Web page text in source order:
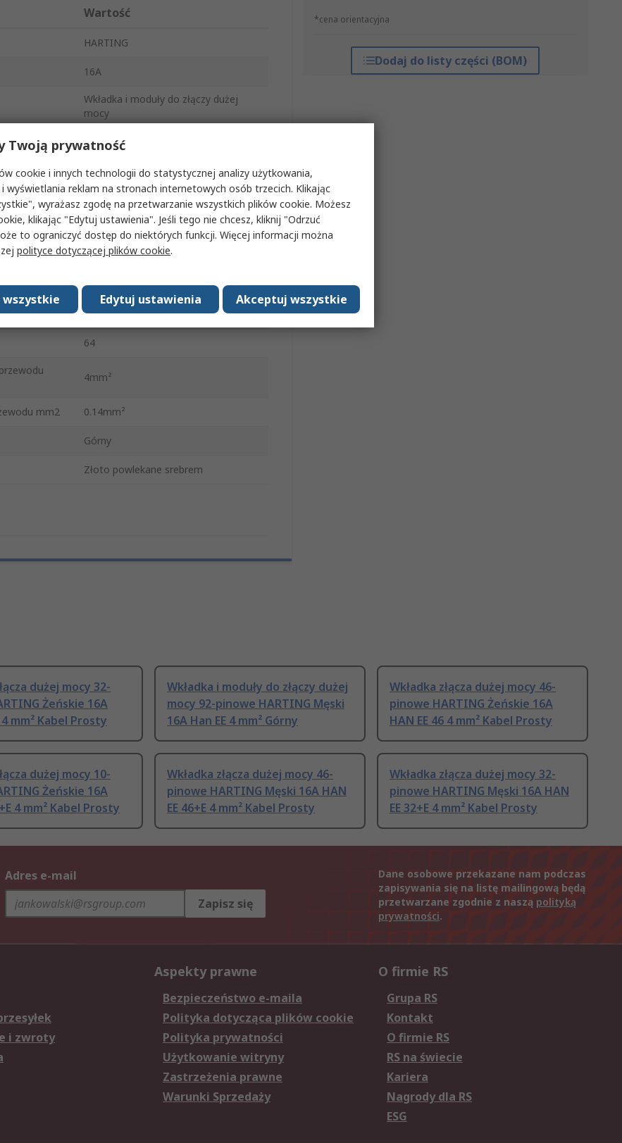
*cena orientacyjna
Dodaj do listy części (BOM)
Wartość
HARTING
16A
Wkładka i moduły do złączy dużej
mocy
Han EE
Wzmocnione złącze zasilania
Żeńskie
4
500V
32B
UL 94 V-0
64
4mm²
mm2 0.14mm²
Górny
Złoto powlekane srebrem
dużej mocy 32-
Żeńskie 16A
4 mm² Kabel Prosty
Wkładka i moduły do złączy dużej
mocy 92-pinowe HARTING Męski
16A Han EE 4 mm² Górny
Wkładka złącza dużej mocy 46-
pinowe HARTING Żeńskie 16A
HAN EE 46 4 mm² Kabel Prosty
dużej mocy 10-
Żeńskie 16A
4 mm² Kabel Prosty
Wkładka złącza dużej mocy 46-
pinowe HARTING Męski 16A HAN
EE 46+E 4 mm² Kabel Prosty
Wkładka złącza dużej mocy 32-
pinowe HARTING Męski 16A HAN
EE 32+E 4 mm² Kabel Prosty
Adres e-mail
Zapisz się
Dane osobowe przekazane nam podczas
zapisywania się na listę mailingową będą
przetwarzane zgodnie z naszą polityką
prywatności.
i zwroty
Aspekty prawne
Bezpieczeństwo e-maila
Polityka dotycząca plików cookie
Polityka prywatności
Użytkowanie witryny
Zastrzeżenia prawne
Warunki Sprzedaży
O firmie RS
Grupa RS
Kontakt
O firmie RS
RS na świecie
Kariera
Nagrody dla RS
ESG
Twoją prywatność
cookie i innych technologii do statystycznej analizy użytkowania,
wyświetlania reklam na stronach internetowych osób trzecich. Klikając
wyrażasz zgodę na przetwarzanie wszystkich plików cookie. Możesz
klikając "Edytuj ustawienia". Jeśli tego nie chcesz, kliknij "Odrzuć
to ograniczyć dostęp do niektórych funkcji. Więcej informacji można
polityce dotyczącej plików cookie.
Akceptuj wszystkie
Edytuj ustawienia
wszystkie